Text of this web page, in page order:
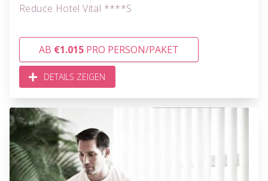
Reduce Hotel Vital ****S
AB €1.015 PRO PERSON/PAKET
DETAILS ZEIGEN